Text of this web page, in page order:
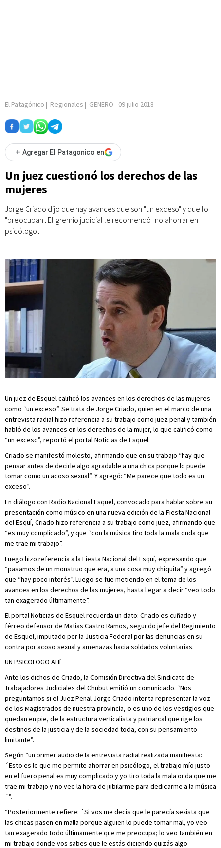
El Patagónico | Regionales | GENERO - 09 julio 2018
+ Agregar El Patagonico en
Un juez cuestionó los derechos de las
mujeres
Jorge Criado dijo que hay avances que son "un exceso" y que lo
"preocupan". El gremio judicial le recomendó "no ahorrar en
psicólogo".
Un juez de Esquel calificó los avances en los derechos de las mujeres
como “un exceso”. Se trata de Jorge Criado, quien en el marco de una
entrevista radial hizo referencia a su trabajo como juez penal y también
habló de los avances en los derechos de la mujer, lo que calificó como
“un exceso”, reportó el portal Noticias de Esquel.
Criado se manifestó molesto, afirmando que en su trabajo “hay que
pensar antes de decirle algo agradable a una chica porque lo puede
tomar como un acoso sexual”. Y agregó: “Me parece que todo es un
exceso”.
En diálogo con Radio Nacional Esquel, convocado para hablar sobre su
presentación como músico en una nueva edición de la Fiesta Nacional
del Esquí, Criado hizo referencia a su trabajo como juez, afirmando que
“es muy complicado”, y que “con la música tiro toda la mala onda que
me trae mi trabajo”.
Luego hizo referencia a la Fiesta Nacional del Esquí, expresando que
“pasamos de un monstruo que era, a una cosa muy chiquita” y agregó
que “hay poco interés”. Luego se fue metiendo en el tema de los
avances en los derechos de las mujeres, hasta llegar a decir “veo todo
tan exagerado últimamente”.
El portal Noticias de Esquel recuerda un dato: Criado es cuñado y
férreo defensor de Matías Castro Ramos, segundo jefe del Regimiento
de Esquel, imputado por la Justicia Federal por las denuncias en su
contra por acoso sexual y amenazas hacia soldados voluntarias.
UN PSICOLOGO AHÍ
Ante los dichos de Criado, la Comisión Directiva del Sindicato de
Trabajadores Judiciales del Chubut emitió un comunicado. “Nos
preguntamos si el Juez Penal Jorge Criado intenta representar la voz
de los Magistrados de nuestra provincia, o es uno de los vestigios que
quedan en pie, de la estructura verticalista y patriarcal que rige los
destinos de la justicia y de la sociedad toda, con su pensamiento
limitante”.
Según “un primer audio de la entrevista radial realizada manifiesta:
´Esto es lo que me permite ahorrar en psicólogo, el trabajo mío justo
en el fuero penal es muy complicado y yo tiro toda la mala onda que me
trae mi trabajo y no veo la hora de jubilarme para dedicarme a la música
´”.
“Posteriormente refiere: ´Si vos me decís que le parecía sexista que
las chicas pasen en malla porque alguien lo puede tomar mal, yo veo
tan exagerado todo últimamente que me preocupa; lo veo también en
mi trabajo donde vos sabes que le estás diciendo quizás algo